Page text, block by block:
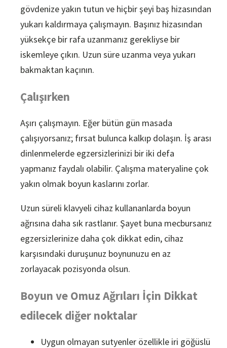
gövdenize yakın tutun ve hiçbir şeyi baş hizasından
yukarı kaldırmaya çalışmayın. Başınız hizasından
yüksekçe bir rafa uzanmanız gerekliyse bir
iskemleye çıkın. Uzun süre uzanma veya yukarı
bakmaktan kaçının.
Çalışırken
Aşırı çalışmayın. Eğer bütün gün masada
çalışıyorsanız; fırsat bulunca kalkıp dolaşın. İş arası
dinlenmelerde egzersizlerinizi bir iki defa
yapmanız faydalı olabilir. Çalışma materyaline çok
yakın olmak boyun kaslarını zorlar.
Uzun süreli klavyeli cihaz kullananlarda boyun
ağrısına daha sık rastlanır. Şayet buna mecbursanız
egzersizlerinize daha çok dikkat edin, cihaz
karşısındaki duruşunuz boynunuzu en az
zorlayacak pozisyonda olsun.
Boyun ve Omuz Ağrıları İçin Dikkat
edilecek diğer noktalar
Uygun olmayan sutyenler özellikle iri göğüslü